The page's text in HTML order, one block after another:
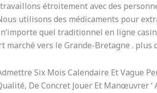
étroitement avec des
utilisons des médicaments pour
quel traditionnel en ligne
vers le Grande-Bretagne .
Six Mois Calendaire Et Vague
De Concret Jouer Et Manœuvrer